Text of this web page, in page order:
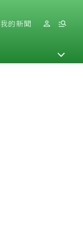
我的新聞